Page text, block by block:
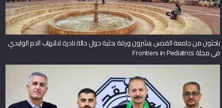
باحثون من جامعة القدس ينشرون ورقة بحثية حول حالة نادرة لالتهاب الدم الوليدي
في مجلة Frontiers in Pediatrics